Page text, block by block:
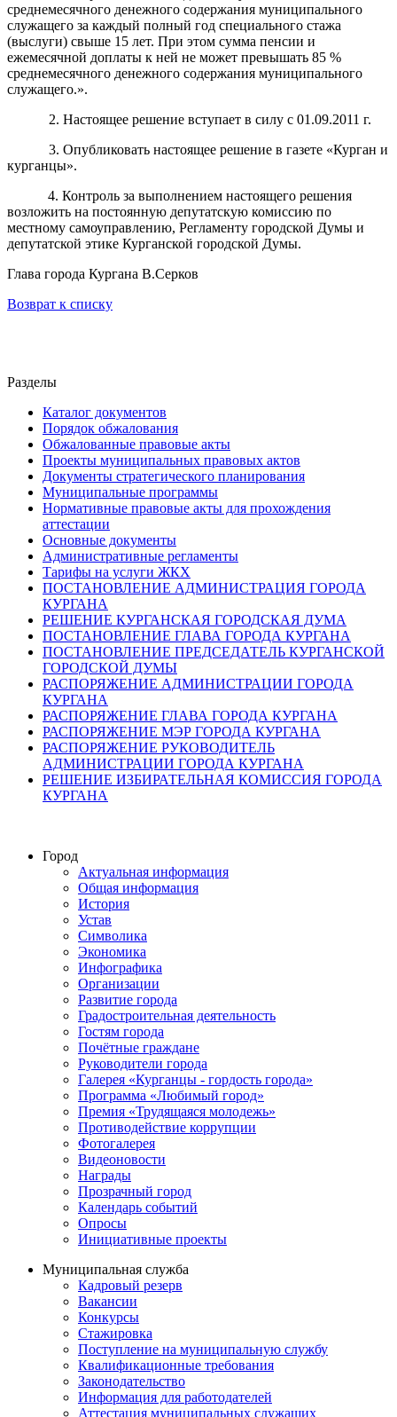
среднемесячного денежного содержания муниципального
служащего за каждый полный год специального стажа
(выслуги) свыше 15 лет. При этом сумма пенсии и
ежемесячной доплаты к ней не может превышать 85 %
среднемесячного денежного содержания муниципального
служащего.».
2. Настоящее решение вступает в силу с 01.09.2011 г.
3. Опубликовать настоящее решение в газете «Курган и
курганцы».
4. Контроль за выполнением настоящего решения
возложить на постоянную депутатскую комиссию по
местному самоуправлению, Регламенту городской Думы и
депутатской этике Курганской городской Думы.
Глава города Кургана В.Серков
Возврат к списку
Разделы
Каталог документов
Порядок обжалования
Обжалованные правовые акты
Проекты муниципальных правовых актов
Документы стратегического планирования
Муниципальные программы
Нормативные правовые акты для прохождения
аттестации
Основные документы
Административные регламенты
Тарифы на услуги ЖКХ
ПОСТАНОВЛЕНИЕ АДМИНИСТРАЦИЯ ГОРОДА
КУРГАНА
РЕШЕНИЕ КУРГАНСКАЯ ГОРОДСКАЯ ДУМА
ПОСТАНОВЛЕНИЕ ГЛАВА ГОРОДА КУРГАНА
ПОСТАНОВЛЕНИЕ ПРЕДСЕДАТЕЛЬ КУРГАНСКОЙ
ГОРОДСКОЙ ДУМЫ
РАСПОРЯЖЕНИЕ АДМИНИСТРАЦИИ ГОРОДА
КУРГАНА
РАСПОРЯЖЕНИЕ ГЛАВА ГОРОДА КУРГАНА
РАСПОРЯЖЕНИЕ МЭР ГОРОДА КУРГАНА
РАСПОРЯЖЕНИЕ РУКОВОДИТЕЛЬ
АДМИНИСТРАЦИИ ГОРОДА КУРГАНА
РЕШЕНИЕ ИЗБИРАТЕЛЬНАЯ КОМИССИЯ ГОРОДА
КУРГАНА
Город
Актуальная информация
Общая информация
История
Устав
Символика
Экономика
Инфографика
Организации
Развитие города
Градостроительная деятельность
Гостям города
Почётные граждане
Руководители города
Галерея «Курганцы - гордость города»
Программа «Любимый город»
Премия «Трудящаяся молодежь»
Противодействие коррупции
Фотогалерея
Видеоновости
Награды
Прозрачный город
Календарь событий
Опросы
Инициативные проекты
Муниципальная служба
Кадровый резерв
Вакансии
Конкурсы
Стажировка
Поступление на муниципальную службу
Квалификационные требования
Законодательство
Информация для работодателей
Аттестация муниципальных служащих